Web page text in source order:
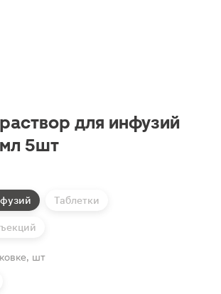
для инфузий
5шт
Таблетки
шт